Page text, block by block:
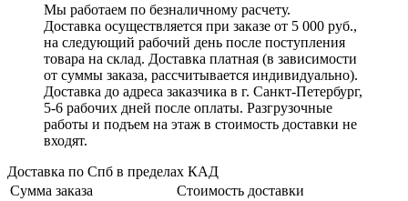
Мы работаем по безналичному расчету.
Доставка осуществляется при заказе от 5 000 руб.,
на следующий рабочий день после поступления
товара на склад. Доставка платная (в зависимости
от суммы заказа, рассчитывается индивидуально).
Доставка до адреса заказчика в г. Санкт-Петербург,
5-6 рабочих дней после оплаты. Разгрузочные
работы и подъем на этаж в стоимость доставки не
входят.
Доставка по Спб в пределах КАД
Сумма заказа
Стоимость доставки